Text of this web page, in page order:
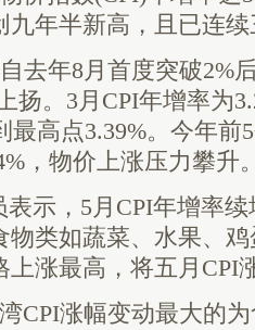
九年半新高，且已连
年8月首度突破2%
扬。3月CPI年增率为
最高点3.39%。今年前
，物价上涨压力攀升
示，5月CPI年增率续
物类如蔬菜、水果、
上涨最高，将五月CPI
涨幅变动最大的为